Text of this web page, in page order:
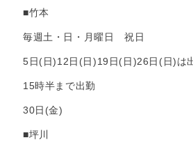
■竹本
毎週土・日・月曜日 祝日
5日(日)12日(日)19日(日)26日(日)は
15時半まで出勤
30日(金)
■坪川